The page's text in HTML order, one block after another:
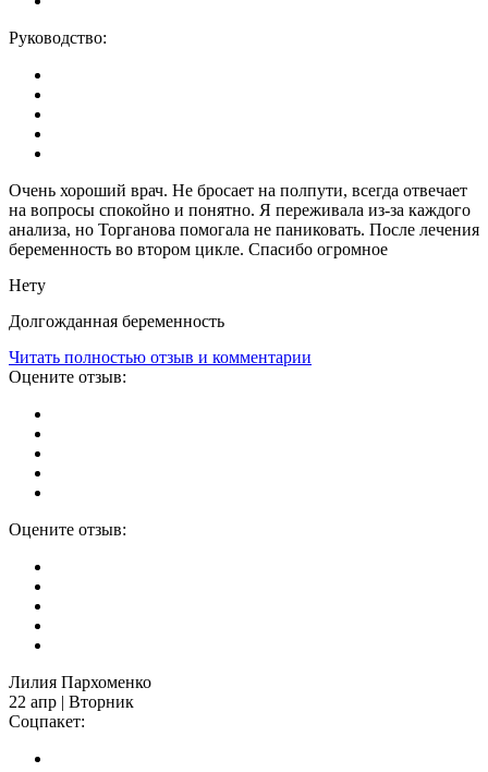
Руководство:
Очень хороший врач. Не бросает на полпути, всегда отвечает
на вопросы спокойно и понятно. Я переживала из-за каждого
анализа, но Торганова помогала не паниковать. После лечения
беременность во втором цикле. Спасибо огромное
Нету
Долгожданная беременность
Читать полностью отзыв и комментарии
Оцените отзыв:
Оцените отзыв:
Лилия Пархоменко
22 апр | Вторник
Соцпакет: